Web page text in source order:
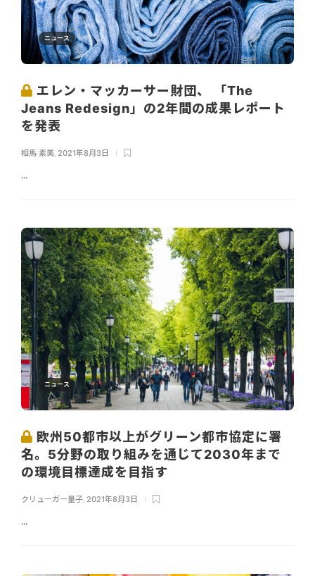
ニュース
エレン・マッカーサー財団、 「The
Jeans Redesign」の2年間の成果レポート
を発表
相馬 素美, 2021年8月3日
...
ニュース
欧州50都市以上がグリーン都市協定に署
名。5分野の取り組みを通じて2030年まで
の環境目標達成を目指す
クリューガー量子 2021年8月3日
...